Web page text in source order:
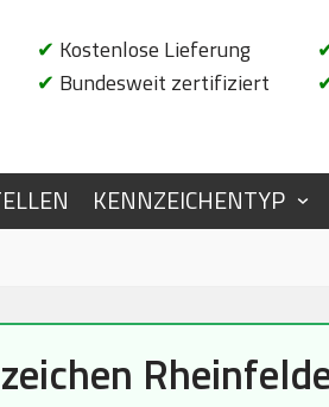
✔ Kostenlose Lieferung
✔ Bundesweit zertifiziert
KENNZEICHENTYP